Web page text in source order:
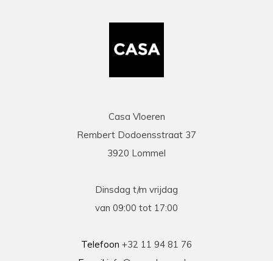
Casa Vloeren
Rembert Dodoensstraat 37
3920 Lommel
Dinsdag t/m vrijdag
van 09:00 tot 17:00
Telefoon +32 11 94 81 76